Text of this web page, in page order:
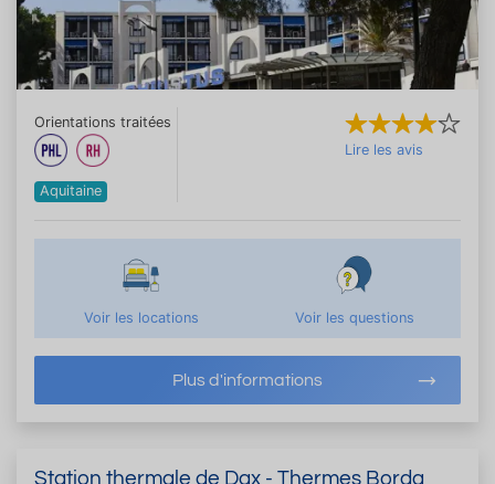
Orientations traitées
Aquitaine
Lire les avis
Voir les locations Voir les questions
Plus d'informations
Station thermale de Dax - Thermes Borda